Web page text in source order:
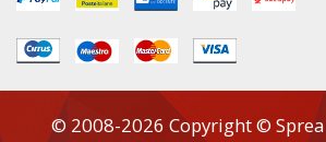
© 2008-2026 Copyright © Sprea